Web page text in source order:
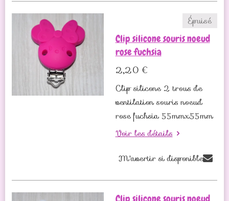
Épuisé
Clip silicone souris noeud
rose fuchsia
2,20 €
Clip silicone 2 trous de
ventilation souris noeud
rose fuchsia 55mmx55mm
Voir les détails
M'avertir si disponible
Clip silicone souris noeud